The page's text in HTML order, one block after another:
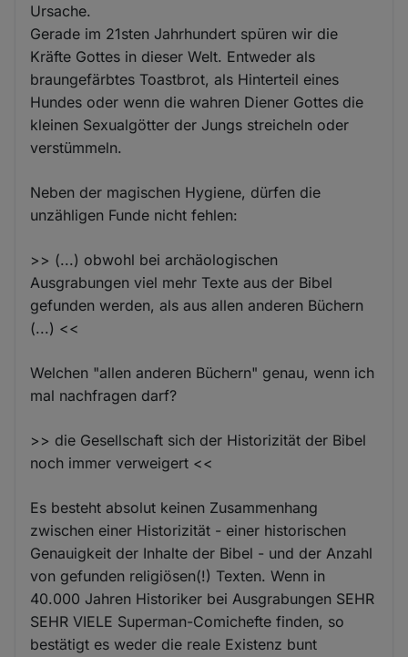
Ursache.
Gerade im 21sten Jahrhundert spüren wir die
Kräfte Gottes in dieser Welt. Entweder als
braungefärbtes Toastbrot, als Hinterteil eines
Hundes oder wenn die wahren Diener Gottes die
kleinen Sexualgötter der Jungs streicheln oder
verstümmeln.
Neben der magischen Hygiene, dürfen die
unzähligen Funde nicht fehlen:
>> (...) obwohl bei archäologischen
Ausgrabungen viel mehr Texte aus der Bibel
gefunden werden, als aus allen anderen Büchern
(...) <<
Welchen "allen anderen Büchern" genau, wenn ich
mal nachfragen darf?
>> die Gesellschaft sich der Historizität der Bibel
noch immer verweigert <<
Es besteht absolut keinen Zusammenhang
zwischen einer Historizität - einer historischen
Genauigkeit der Inhalte der Bibel - und der Anzahl
von gefunden religiösen(!) Texten. Wenn in
40.000 Jahren Historiker bei Ausgrabungen SEHR
SEHR VIELE Superman-Comichefte finden, so
bestätigt es weder die reale Existenz bunt